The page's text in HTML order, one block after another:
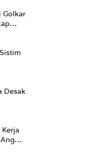
Golkar
Desak
ke